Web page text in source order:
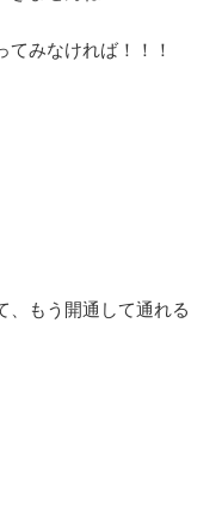
みなければ！！！
、もう開通して通れる